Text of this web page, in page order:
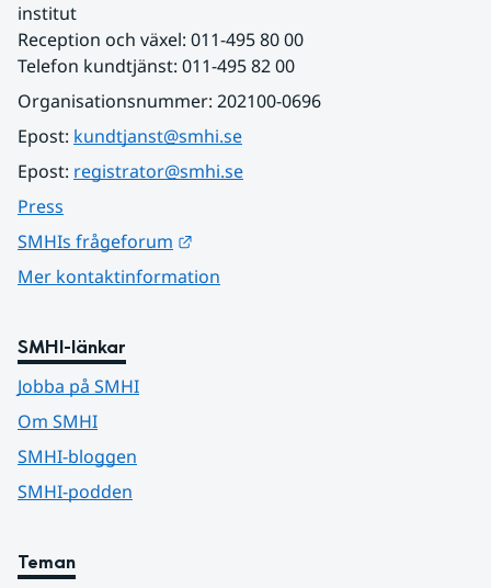
institut
Reception och växel: 011-495 80 00
Telefon kundtjänst: 011-495 82 00
Organisationsnummer: 202100-0696
Epost: kundtjanst@smhi.se
Epost: registrator@smhi.se
Press
SMHIs frågeforum
Mer kontaktinformation
SMHI-länkar
Jobba på SMHI
Om SMHI
SMHI-bloggen
SMHI-podden
Teman